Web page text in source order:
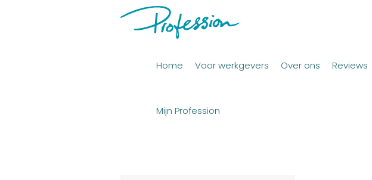
Home Voor werkgevers Over ons Reviews
Mijn Profession